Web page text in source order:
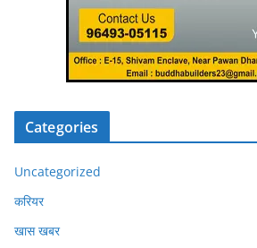
Categories
Uncategorized
करियर
खास खबर